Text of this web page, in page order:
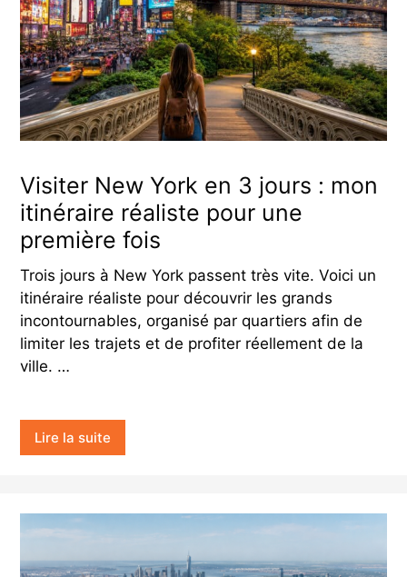
Visiter New York en 3 jours : mon
itinéraire réaliste pour une
première fois
Trois jours à New York passent très vite. Voici un
itinéraire réaliste pour découvrir les grands
incontournables, organisé par quartiers afin de
limiter les trajets et de profiter réellement de la
ville. …
Lire la suite